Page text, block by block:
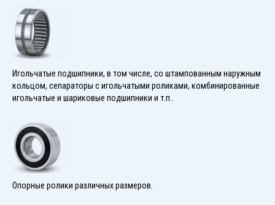
Игольчатые подшипники, в том числе, со штампованным наружным
кольцом, сепараторы с игольчатыми роликами, комбинированные
игольчатые и шариковые подшипники и т.п..
Опорные ролики различных размеров.